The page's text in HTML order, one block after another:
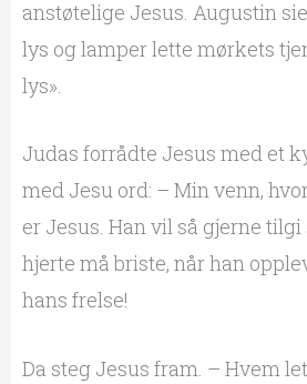
anstøtelige Jesus. Augustin
lys og lamper lette mørkets
lys».
Judas forrådte Jesus med et
med Jesu ord: – Min venn,
er Jesus. Han vil så gjerne tilgi
hjerte må briste, når han
hans frelse!
Da steg Jesus fram. – Hvem